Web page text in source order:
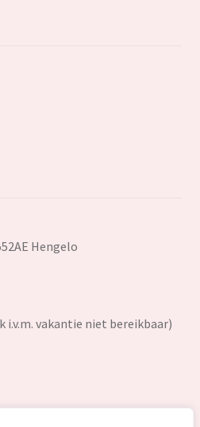
Hengelo
i.v.m. vakantie niet bereikbaar)